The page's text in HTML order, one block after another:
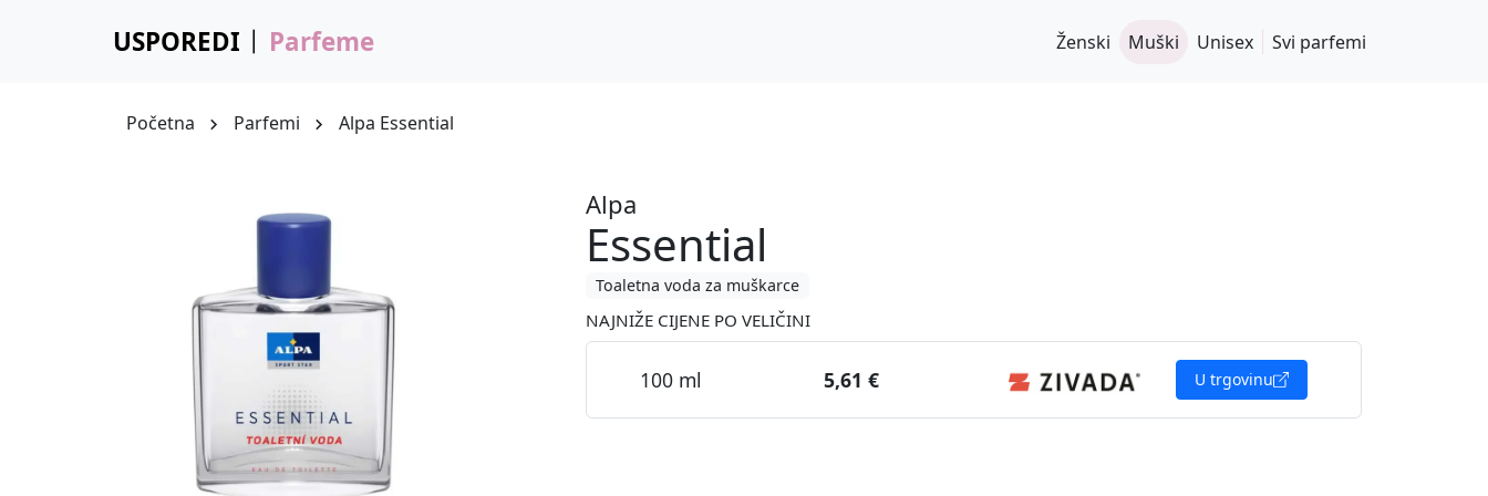
USPOREDI Parfeme Ženski Muški Unisex Svi parfemi
Početna Parfemi Alpa Essential
Alpa
Essential
Toaletna voda za muškarce
NAJNIŽE CIJENE PO VELIČINI
100 ml 5,61 € U trgovinu